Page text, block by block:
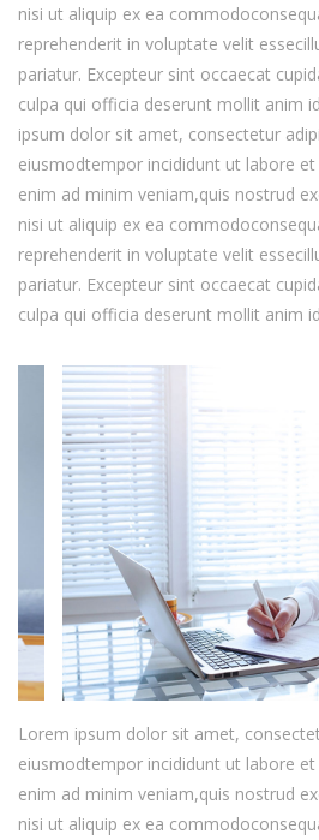
nisi ut aliquip ex ea
reprehenderit in voluptate velit
pariatur. Excepteur sint occaecat
culpa qui officia deserunt mollit anim
ipsum dolor sit amet, consectetur
eiusmodtempor incididunt ut labore
enim ad minim veniam,quis nostrud
nisi ut aliquip ex ea
reprehenderit in voluptate velit
pariatur. Excepteur sint occaecat
culpa qui officia deserunt mollit anim
Lorem ipsum dolor sit amet,
eiusmodtempor incididunt ut labore
enim ad minim veniam,quis nostrud
nisi ut aliquip ex ea